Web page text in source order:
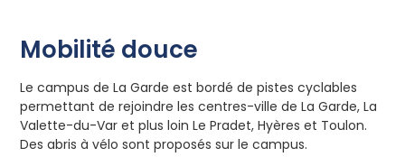
Mobilité douce
Le campus de La Garde est bordé de pistes cyclables
permettant de rejoindre les centres-ville de La Garde, La
Valette-du-Var et plus loin Le Pradet, Hyères et Toulon.
Des abris à vélo sont proposés sur le campus.